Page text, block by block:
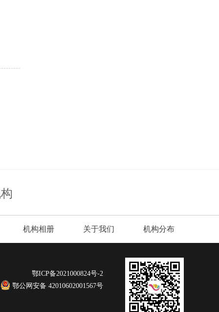
机构相册 关于我们 机构分布
鄂ICP备2021000824号-2
鄂公网安备 42010602001567号